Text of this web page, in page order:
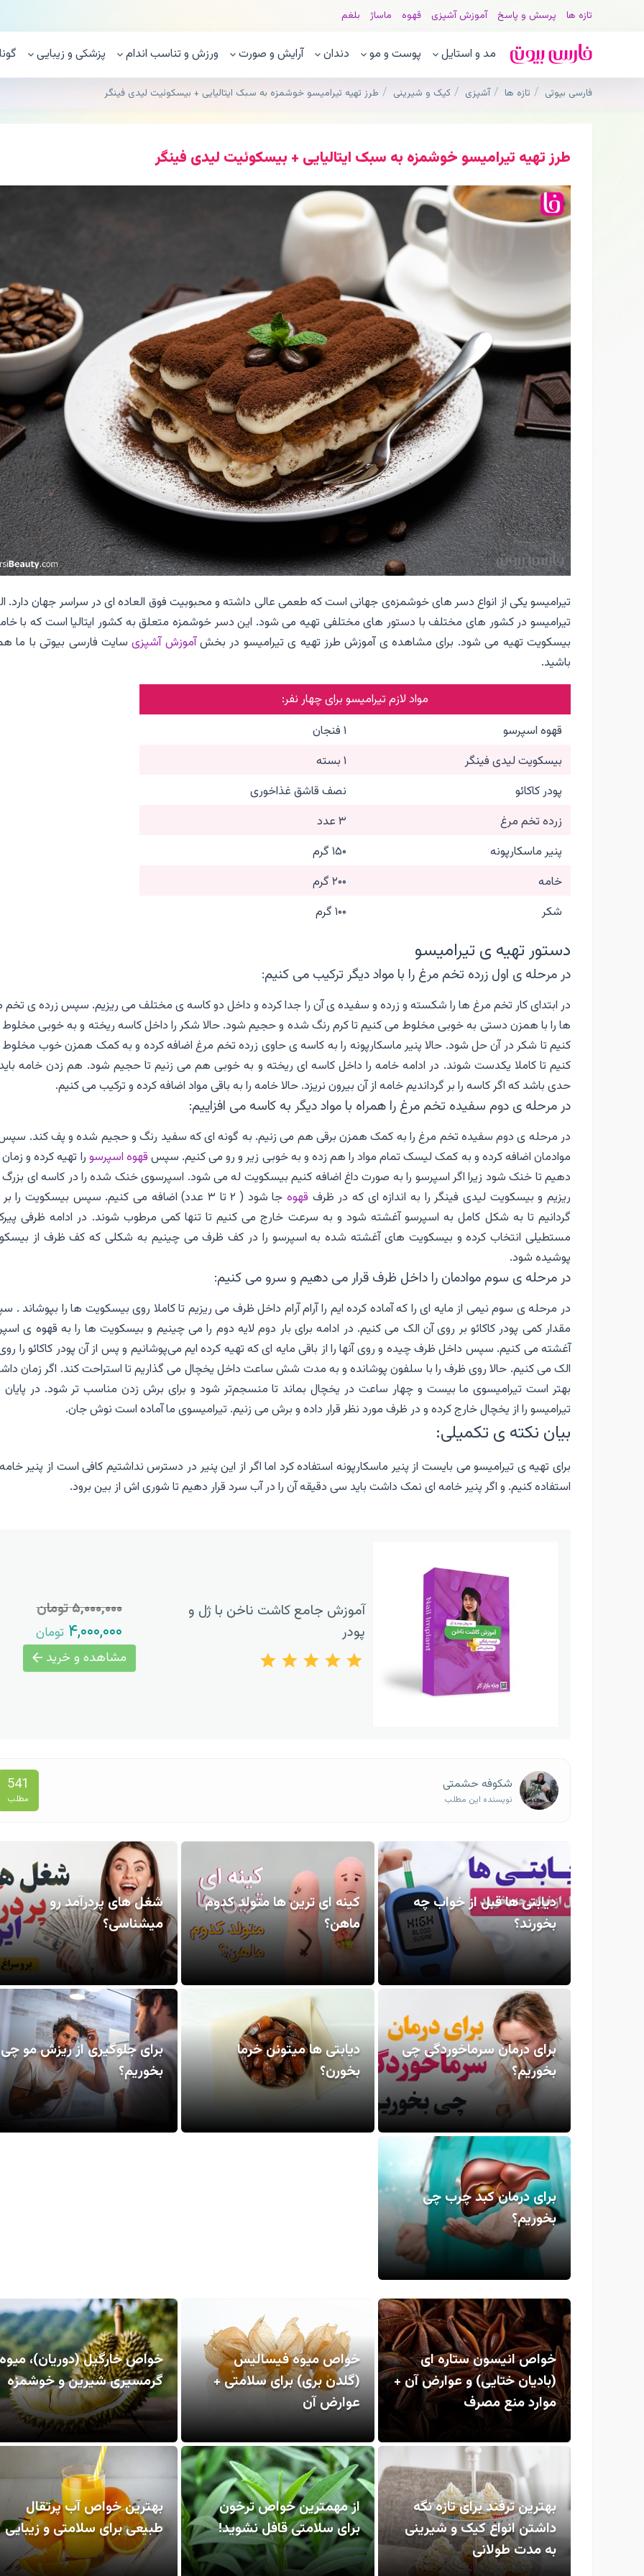
تازه ها پرسش و پاسخ آموزش آشپزی قهوه ماساژ بلغم
مد و استایل پوست و مو دندان آرایش و صورت ورزش و تناسب اندام پزشکی و زیبایی
فارسی بیوتی تازه ها آشپزی کیک و شیرینی طرز تهیه تیرامیسو خوشمزه به سبک ایتالیایی + بیسکوئیت لیدی فینگر
طرز تهیه تیرامیسو خوشمزه به سبک ایتالیایی + بیسکوئیت لیدی فینگر
تیرامیسو یکی از انواع دسر های خوشمزه‌ی جهانی است که طعمی عالی داشته و محبوبیت فوق العاده ای در سراسر جهان دارد.
تیرامیسو در کشور های مختلف با دستور های مختلفی تهیه می شود. این دسر خوشمزه متعلق به کشور ایتالیا است که با
بیسکویت تهیه می شود. برای مشاهده ی آموزش طرز تهیه ی تیرامیسو در بخشآموزش آشپزیسایت فارسی بیوتی با ما
باشید.
مواد لازم تیرامیسو برای چهار نفر:
قهوه اسپرسو
۱ فنجان
بیسکویت لیدی فینگر
۱ بسته
پودر کاکائو
نصف قاشق غذاخوری
زرده تخم مرغ
۳ عدد
پنیر ماسکارپونه
۱۵۰ گرم
خامه
۲۰۰ گرم
شکر
۱۰۰ گرم
دستور تهیه ی تیرامیسو
در مرحله ی اول زرده تخم مرغ را با مواد دیگر ترکیب می کنیم:
در ابتدای کار تخم مرغ ها را شکسته و زرده و سفیده ی آن را جدا کرده و داخل دو کاسه ی مختلف می ریزیم. سپس زرده ی تخم
ها را با همزن دستی به خوبی مخلوط می کنیم تا کرم رنگ شده و حجیم شود. حالا شکر را داخل کاسه ریخته و به خوبی
کنیم تا شکر در آن حل شود. حالا پنیر ماسکارپونه را به کاسه ی حاوی زرده تخم مرغ اضافه کرده و به کمک همزن خوب
کنیم تا کاملا یکدست شوند. در ادامه خامه را داخل کاسه ای ریخته و به خوبی هم می زنیم تا حجیم شود. هم زدن خامه
حدی باشد که اگر کاسه را بر گرداندیم خامه از آن بیرون نریزد. حالا خامه را به باقی مواد اضافه کرده و ترکیب می کنیم.
در مرحله ی دوم سفیده تخم مرغ را همراه با مواد دیگر به کاسه می افزاییم:
در مرحله ی دوم سفیده تخم مرغ را به کمک همزن برقی هم می زنیم. به گونه ای که سفید رنگ و حجیم شده و پف کند.
موادمان اضافه کرده و به کمک لیسک تمام مواد را هم زده و به خوبی زیر و رو می کنیم. سپسقهوه‌ اسپرسورا تهیه کرده و
دهیم تا خنک شود زیرا اگر اسپرسو را به صورت داغ اضافه کنیم بیسکویت له می شود. اسپرسوی خنک شده را در کاسه ای
ریزیم و بیسکویت لیدی فینگر را به اندازه ای که در ظرف قهوه
جا شود ( ۲ تا ۳ عدد) اضافه می کنیم. سپس بیسکویت را
گردانیم تا به شکل کامل به اسپرسو آغشته شود و به سرعت خارج می کنیم تا تنها کمی مرطوب شوند. در ادامه ظرفی
مستطیلی انتخاب کرده و بیسکویت های آغشته شده به اسپرسو را در کف ظرف می چینیم به شکلی که کف ظرف از
پوشیده شود.
در مرحله ی سوم موادمان را داخل ظرف قرار می دهیم و سرو می کنیم:
در مرحله ی سوم نیمی از مایه ای را که آماده کرده ایم را آرام آرام داخل ظرف می ریزیم تا کاملا روی بیسکویت ها را بپوشاند .
مقدار کمی پودر کاکائو بر روی آن الک می کنیم. در ادامه برای بار دوم لایه دوم را می چینیم و بیسکویت ها را به قهوه ی
آغشته می کنیم. سپس داخل ظرف چیده و روی‌ آنها را از باقی مایه ای که تهیه کرده ایم می‌پوشانیم و پس از آن پودر کاکائو را
الک می کنیم. حالا روی ظرف را با سلفون پوشانده‌‌ و به مدت شش ساعت داخل یخچال می گذاریم تا استراحت کند. اگر زمان
بهتر است تیرامیسوی ما بیست و چهار ساعت در یخچال بماند تا منسجم‌تر شود و برای برش زدن مناسب تر شود. در
تیرامیسو را از یخچال خارج کرده و در ظرف مورد نظر قرار داده و برش می زنیم. تیرامیسوی ما آماده است نوش جان.
بیان نکته ی تکمیلی:
برای تهیه ی تیرامیسو می بایست از پنیر ماسکارپونه استفاده کرد اما اگر از این پنیر در دسترس نداشتیم کافی است از پنیر
استفاده کنیم. و اگر پنیر خامه ای نمک داشت باید سی دقیقه آن را در آب سرد قرار دهیم تا شوری اش از بین برود.
آموزش جامع کاشت ناخن با ژل و
پودر
۵,۰۰۰,۰۰۰ تومان
۴,۰۰۰,۰۰۰ تومان
مشاهده و خرید
شکوفه حشمتی
نویسنده این مطلب
541
مطلب
دیابتی ها قبل از خواب چه
بخورند؟
کینه ای ترین ها متولد کدوم
ماهن؟
شغل های پردرآمد رو
میشناسی؟
برای درمان سرماخوردگی چی
بخوریم؟
دیابتی ها میتونن خرما
بخورن؟
برای جلوگیری از ریزش مو چی
بخوریم؟
برای درمان کبد چرب چی
بخوریم؟
خواص انیسون ستاره ای
(بادیان ختایی) و عوارض آن +
موارد منع مصرف
خواص میوه فیسالیس
(گلدن بری) برای سلامتی +
عوارض آن
خواص خارگیل (دوریان)، میوه
گرمسیری شیرین و خوشمزه
بهترین ترفند برای تازه نگه
داشتن انواع کیک و شیرینی
به مدت طولانی
از مهمترین خواص ترخون
برای سلامتی قافل نشوید!
بهترین خواص آب پرتقال
طبیعی برای سلامتی و زیبایی